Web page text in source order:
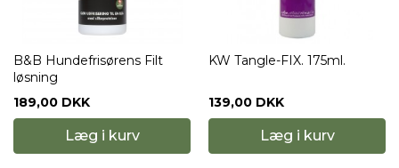
B&B Hundefrisørens Filt
løsning
189,00 DKK
Læg i kurv
KW Tangle-FIX. 175ml.
139,00 DKK
Læg i kurv